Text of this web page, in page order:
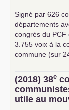
Signé par 626
départements
congrès du PCF
3.755 voix à la
commune (sur
(2018) 38e
utile au